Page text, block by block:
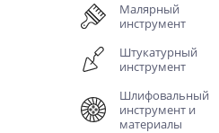
Малярный
инструмент
Штукатурный
инструмент
Шлифовальный
инструмент и
материалы